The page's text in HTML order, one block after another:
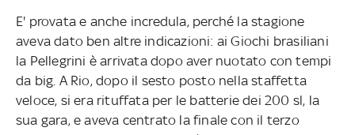
E' provata e anche incredula, perché la stagione
aveva dato ben altre indicazioni: ai Giochi brasiliani
la Pellegrini è arrivata dopo aver nuotato con tempi
da big. A Rio, dopo il sesto posto nella staffetta
veloce, si era rituffata per le batterie dei 200 sl, la
sua gara, e aveva centrato la finale con il terzo